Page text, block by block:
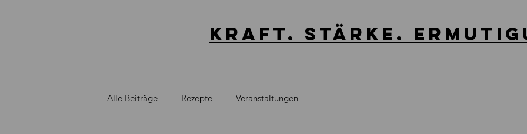
kraft. stärke.
Alle Beiträge Rezepte Veranstaltungen